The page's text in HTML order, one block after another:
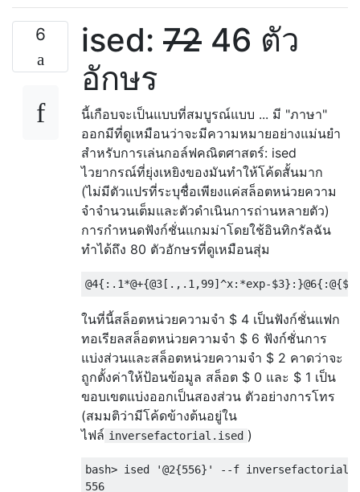
6 ised: 72 46 ตัว
อักษร
นี้เกือบจะเป็นแบบที่สมบูรณ์แบบ ... มี "ภาษา"
ออกมีที่ดูเหมือนว่าจะมีความหมายอย่างแม่นยำ
สำหรับการเล่นกอล์ฟคณิตศาสตร์: ised
ไวยากรณ์ที่ยุ่งเหยิงของมันทำให้โค้ดสั้นมาก
(ไม่มีตัวแปรที่ระบุชื่อเพียงแค่สล็อตหน่วยความ
จำจำนวนเต็มและตัวดำเนินการถ่านหลายตัว)
การกำหนดฟังก์ชั่นแกมม่าโดยใช้อินทิกรัลฉัน
ทำได้ถึง 80 ตัวอักษรที่ดูเหมือนสุ่ม
ในที่นี้สล็อตหน่วยความจำ $ 4 เป็นฟังก์ชั่นแฟก
ทอเรียลสล็อตหน่วยความจำ $ 6 ฟังก์ชั่นการ
แบ่งส่วนและสล็อตหน่วยความจำ $ 2 คาดว่าจะ
ถูกตั้งค่าให้ป้อนข้อมูล สล็อต $ 0 และ $ 1 เป็น
ขอบเขตแบ่งออกเป็นสองส่วน ตัวอย่างการโทร
(สมมติว่ามีโค้ดข้างต้นอยู่ใน
ไฟล์ inversefactorial.ised )
bash> ised '@2{556}' --f
556